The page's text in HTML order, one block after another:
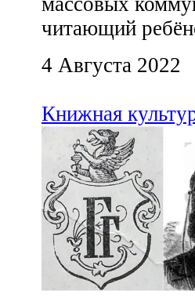
читающий
4 Августа 2022
Книжная